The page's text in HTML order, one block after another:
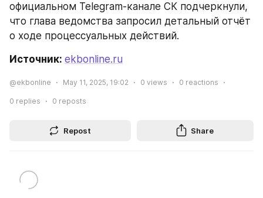
официальном Telegram-канале СК подчеркнули,
что глава ведомства запросил детальный отчёт
о ходе процессуальных действий.
Источник: ekbonline.ru
@ekbonline May 11, 2025, 19:02 0 views 0 reactions
0 replies 0 reposts
Repost Share